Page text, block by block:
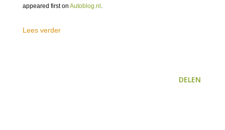
appeared first on Autoblog.nl .
Lees verder
DELEN